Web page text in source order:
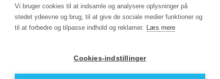
NYTTIGE LINKS
Vi bruger cookies til at indsamle og analysere oplysninger på
stedet ydeevne og brug, til at give de sociale medier funktioner og
til at forbedre og tilpasse indhold og reklamer. Læs mere
Cookies-indstillinger